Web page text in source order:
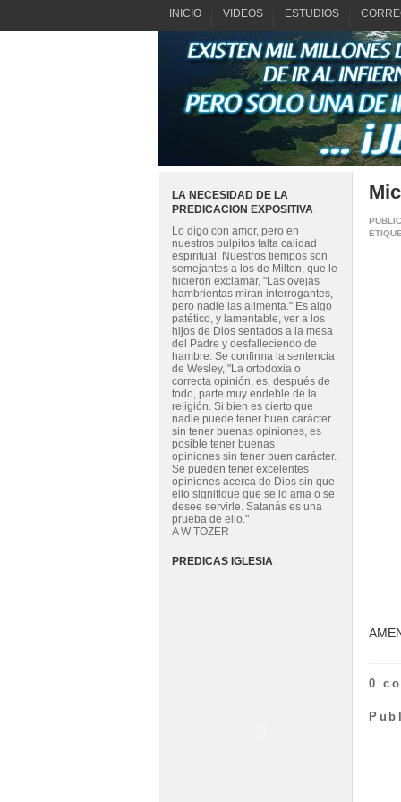
INICIO VIDEOS ESTUDIOS
LA NECESIDAD DE LA
PREDICACION EXPOSITIVA
Lo digo con amor, pero en
nuestros pulpitos falta calidad
espiritual. Nuestros tiempos son
semejantes a los de Milton, que le
hicieron exclamar, "Las ovejas
hambrientas miran interrogantes,
pero nadie las alimenta." Es algo
patético, y lamentable, ver a los
hijos de Dios sentados a la mesa
del Padre y desfalleciendo de
hambre. Se confirma la sentencia
de Wesley, "La ortodoxia o
correcta opinión, es, después de
todo, parte muy endeble de la
religión. Si bien es cierto que
nadie puede tener buen carácter
sin tener buenas opiniones, es
posible tener buenas
opiniones sin tener buen carácter.
Se pueden tener excelentes
opiniones acerca de Dios sin que
ello signifique que se lo ama o se
desee servirle. Satanás es una
prueba de ello."
A W TOZER
PREDICAS IGLESIA
0